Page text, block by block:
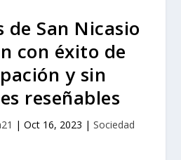
de San Nicasio
con éxito de
y sin
reseñables
| Oct 16, 2023 | Sociedad